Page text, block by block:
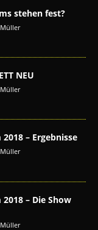
stehen fest?
NEU
– Ergebnisse
– Die Show